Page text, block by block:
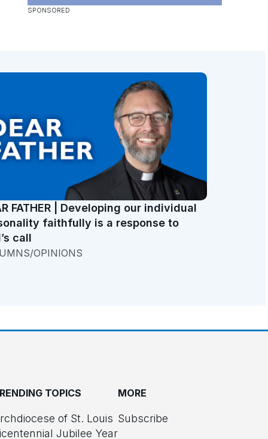
FATHER | Developing our individual
faithfully is a response to
call
OPINIONS
TOPICS
of St. Louis
Jubilee Year
MORE
Subscribe